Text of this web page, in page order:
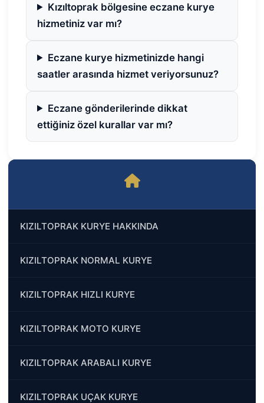
KIZILTOPRAK KURYE HAKKINDA
KIZILTOPRAK NORMAL KURYE
KIZILTOPRAK HIZLI KURYE
KIZILTOPRAK MOTO KURYE
KIZILTOPRAK ARABALI KURYE
KIZILTOPRAK UÇAK KURYE
Kızıltoprak bölgesine eczane kurye
hizmetiniz var mı?
Eczane kurye hizmetinizde hangi
saatler arasında hizmet veriyorsunuz?
Eczane gönderilerinde dikkat
ettiğiniz özel kurallar var mı?